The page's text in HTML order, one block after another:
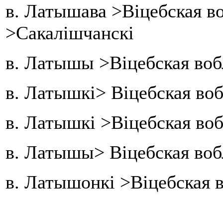
в. Латышава >Віцебская
>Сакалішчанскі
в. Латышы >Віцебская
в. Латышкі> Віцебская
в. Латышкі >Віцебская
в. Латышы> Віцебская
в. Латышонкі >Віцебская